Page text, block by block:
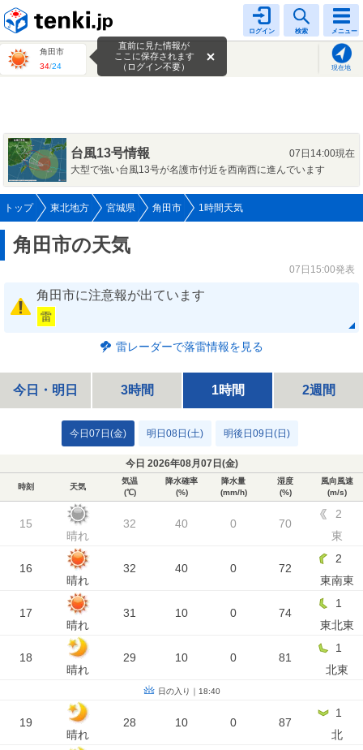
ログイン 検索 メニュー
角田市
34/24 現在地
直前に見た情報が
ここに保存されます
（ログイン不要）
台風13号情報
07日14:00現在
大型で強い台風13号が名護市付近を西南西に進んでいます
トップ 東北地方 宮城県 角田市 1時間天気
角田市の天気
07日15:00発表
角田市に注意報が出ています
雷
雷レーダーで落雷情報を見る
今日・明日 3時間 1時間 2週間
今日07日(金) 明日08日(土) 明後日09日(日)
今日 2026年08月07日(金)
時刻 天気
気温
(℃)
降水確率
(%)
降水量
(mm/h)
湿度
(%)
風向風速
(m/s)
15
晴れ
32 40 0 70
2
東
16
晴れ
32 40 0 72
2
東南東
17
晴れ
31 10 0 74
1
東北東
18
晴れ
29 10 0 81
1
北東
日の入り｜18:40
19
晴れ
28 10 0 87
1
北